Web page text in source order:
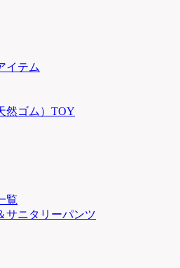
イテム
然ゴム）TOY
覧
サニタリーパンツ